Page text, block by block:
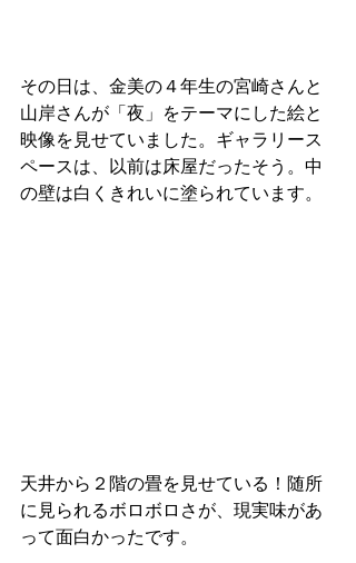
その日は、金美の４年生の宮崎さんと
山岸さんが「夜」をテーマにした絵と
映像を見せていました。ギャラリース
ペースは、以前は床屋だったそう。中
の壁は白くきれいに塗られています。
天井から２階の畳を見せている！随所
に見られるボロボロさが、現実味があ
って面白かったです。